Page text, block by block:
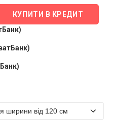
КУПИТИ В КРЕДИТ